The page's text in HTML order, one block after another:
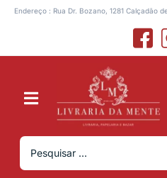
Endereço : Rua Dr. Bozano, 1281 Calçadão